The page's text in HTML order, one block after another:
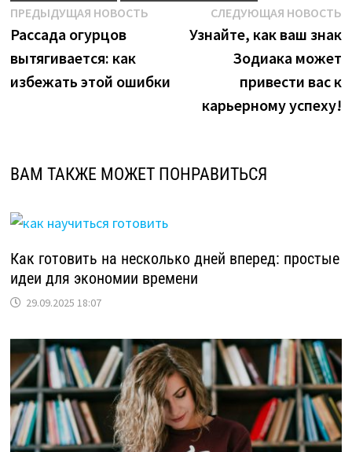
Навигация
по
записям
ПРЕДЫДУЩАЯ НОВОСТЬПредыдущая
новость:
Рассада огурцов
вытягивается: как
избежать этой ошибки
СЛЕДУЮЩАЯ НОВОСТЬ
Узнайте, как ваш знак
Зодиака может
привести вас к
карьерному успеху!
ВАМ ТАКЖЕ МОЖЕТ ПОНРАВИТЬСЯ
Как готовить на несколько дней вперед: простые
идеи для экономии времени
29.09.2025 18:07